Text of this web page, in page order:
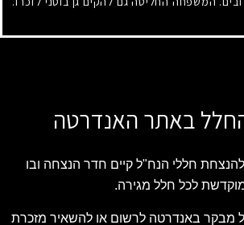
באתר האנדרטה
חללי הנח"ל קיים חדר הנצחה ובו
לכל חלל מגירה.
כל מבקר באנדרטה לרשום או להשאיר מזכרת